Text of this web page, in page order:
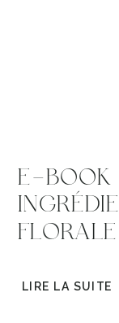
LIRE LA SUITE
E-BOOK
FLORALE